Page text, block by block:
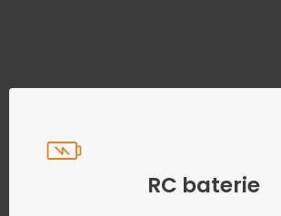
RC baterie